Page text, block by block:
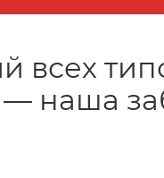
всех
наша